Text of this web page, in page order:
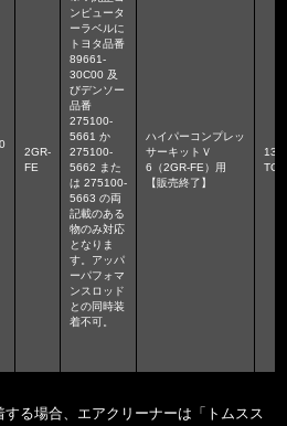
2GR-
FE
ンピュータ
ーラベルに
トヨタ品番
89661-
30C00 及
びデンソー
品番
275100-
5661 か
275100-
5662 また
は 275100-
5663 の両
記載のある
物のみ対応
となりま
す。アッパ
ーパフォマ
ンスロッド
との同時装
着不可。
ハイパーコンプレッ
サーキットＶ
6（2GR-FE）用
【販売終了】
る場合、エアクリーナーは「トムスス